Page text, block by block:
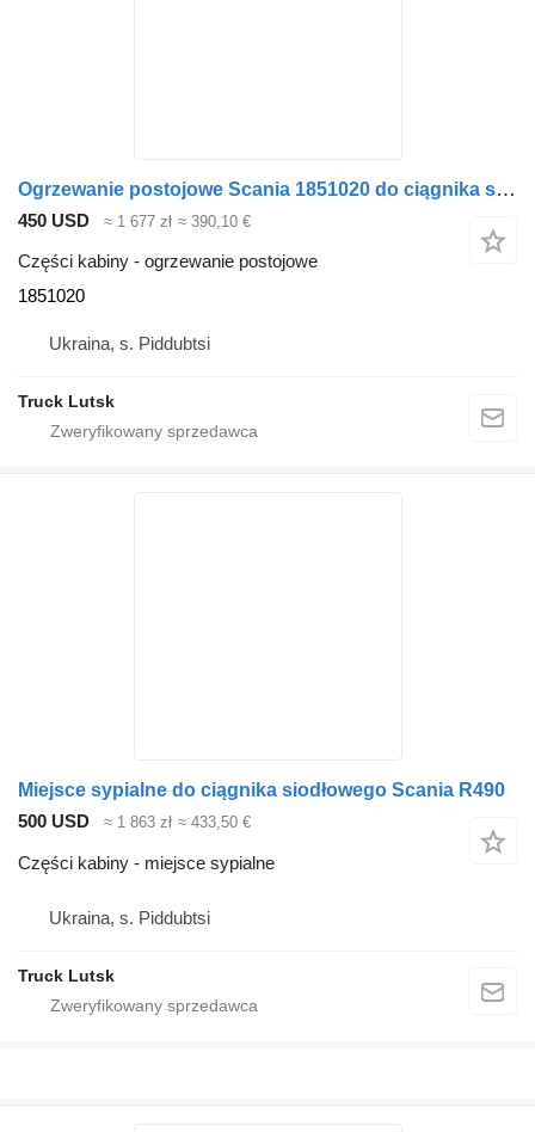
Ogrzewanie postojowe Scania 1851020 do ciągnika siodłowego Scania R490
450 USD ≈ 1 677 zł ≈ 390,10 €
Części kabiny - ogrzewanie postojowe
1851020
Ukraina, s. Piddubtsi
Truck Lutsk
Miejsce sypialne do ciągnika siodłowego Scania R490
500 USD
≈ 1 863 zł ≈ 433,50 €
Części kabiny - miejsce sypialne
Ukraina, s. Piddubtsi
Truck Lutsk